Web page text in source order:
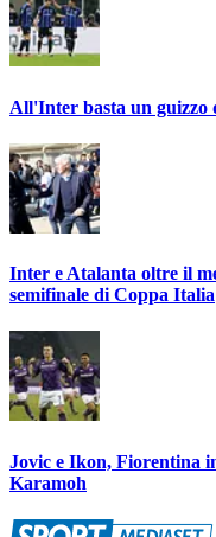
All'Inter basta un guizzo
Inter e Atalanta oltre il
semifinale di Coppa Italia
Jovic e Ikon, Fiorentina
Karamoh